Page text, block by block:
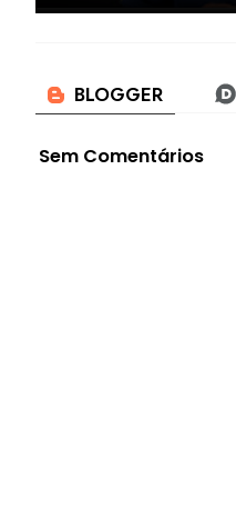
Sem Comentários